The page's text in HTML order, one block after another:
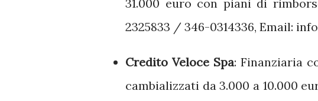
31.000 euro con piani di
2325833 / 346-0314336, Email:
Credito Veloce Spa: Finanziaria
cambializzati da 3.000 a 10.000